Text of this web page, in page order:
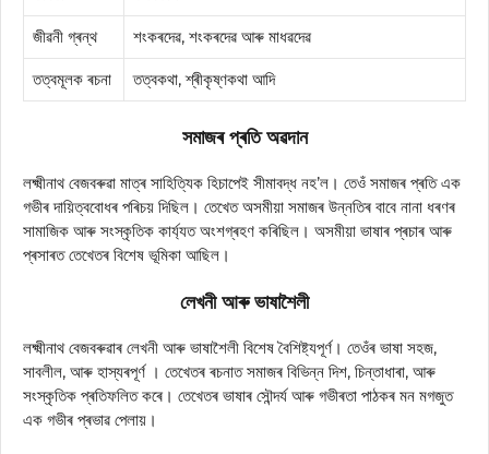
জীৱনী গ্ৰন্থ শংকৰদেৱ, শংকৰদেৱ আৰু মাধৱদেৱ
তত্বমূলক ৰচনা তত্বকথা, শ্ৰীকৃষ্ণকথা আদি
সমাজৰ প্ৰতি অৱদান
লক্ষ্মীনাথ বেজবৰুৱা মাত্ৰ সাহিত্যিক হিচাপেই সীমাবদ্ধ নহ’ল। তেওঁ সমাজৰ প্ৰতি এক
গভীৰ দায়িত্ববোধৰ পৰিচয় দিছিল। তেখেত অসমীয়া সমাজৰ উন্নতিৰ বাবে নানা ধৰণৰ
সামাজিক আৰু সংস্কৃতিক কার্য্যত অংশগ্ৰহণ কৰিছিল। অসমীয়া ভাষাৰ প্ৰচাৰ আৰু
প্ৰসাৰত তেখেতৰ বিশেষ ভূমিকা আছিল।
লেখনী আৰু ভাষাশৈলী
লক্ষ্মীনাথ বেজবৰুৱাৰ লেখনী আৰু ভাষাশৈলী বিশেষ বৈশিষ্ট্যপূৰ্ণ। তেওঁৰ ভাষা সহজ,
সাবলীল, আৰু হাস্যৰপূর্ণ । তেখেতৰ ৰচনাত সমাজৰ বিভিন্ন দিশ, চিন্তাধাৰা, আৰু
সংস্কৃতিক প্ৰতিফলিত কৰে। তেখেতৰ ভাষাৰ সৌন্দর্য আৰু গভীৰতা পাঠকৰ মন মগজুত
এক গভীৰ প্ৰভাৱ পেলায়।